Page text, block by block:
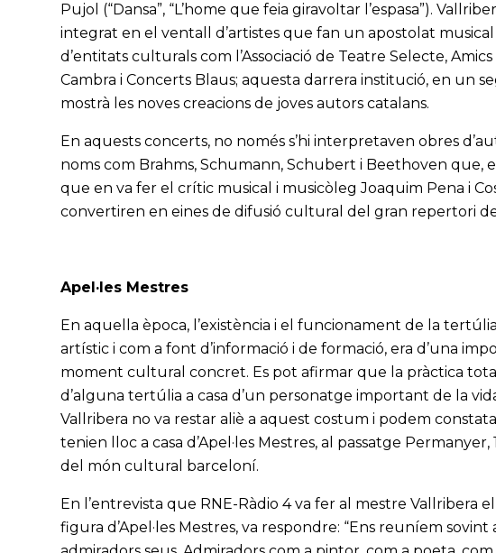
Pujol (“Dansa”, “L’home que feia giravoltar l’espasa”).
integrat en el ventall d’artistes que fan un apostolat
d’entitats culturals com l’Associació de Teatre Selecte,
Cambra i Concerts Blaus; aquesta darrera institució, en un
mostrà les noves creacions de joves autors catalans.
En aquests concerts, no només s’hi interpretaven obres
noms com Brahms, Schumann, Schubert i Beethoven que,
que en va fer el crític musical i musicòleg Joaquim Pena i
convertiren en eines de difusió cultural del gran repertori
Apel·les Mestres
En aquella època, l’existència i el funcionament de la
artístic i com a font d’informació i de formació, era d’una
moment cultural concret. Es pot afirmar que la pràctica
d’alguna tertúlia a casa d’un personatge important de la
Vallribera no va restar aliè a aquest costum i podem
tenien lloc a casa d’Apel·les Mestres, al passatge
del món cultural barceloní.
En l’entrevista que RNE-Ràdio 4 va fer al mestre Vallribera
figura d’Apel·les Mestres, va respondre: “Ens reuníem sovint